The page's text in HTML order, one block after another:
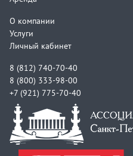
О компании
Услуги
Личный кабинет
8 (812) 740-70-40
8 (800) 333-98-00
+7 (921) 775-70-40